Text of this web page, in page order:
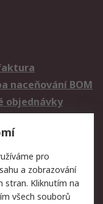
naceňování BOM
objednávky
podmínky
RS
pro
a zobrazování
stran. Kliknutím na
všech souborů